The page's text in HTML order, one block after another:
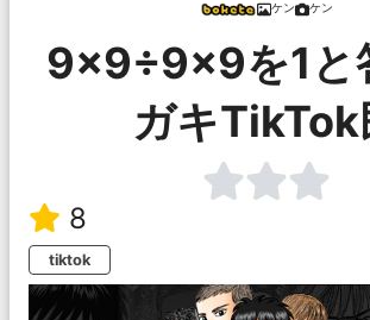
ケン ケン
9×9÷9×9を1と
ガキTikTok
8
tiktok